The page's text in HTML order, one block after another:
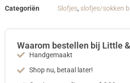
Categoriën Slofjes, slofjes/sokken
Waarom bestellen bij Little
Handgemaakt
Shop nu, betaal later!